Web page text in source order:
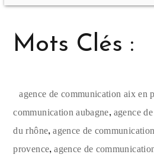
Mots Clés :
agence de communication aix en
communication aubagne, agence
du rhône,agence de
provence,agence de